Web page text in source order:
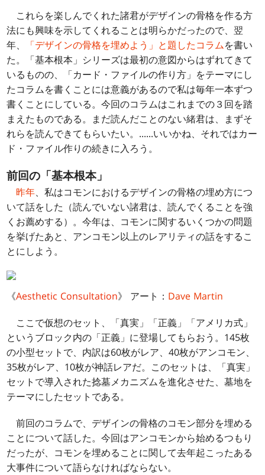
これらを楽しんでくれた諸君がデザインの骨格を作る方
法にも興味を示してくれることは明らかだったので、翌
年、
「デザインの骨格を埋めよう」と題したコラムを書い
た。「基本根本」シリーズは最初の意図からはずれてきて
いるものの、「カード・ファイルの作り方」をテーマにし
たコラムを書くことには意義があるので私は毎年一本ずつ
書くことにしている。今回のコラムはこれまでの３回を踏
まえたものである。まだ読んだことのない緒君は、まずそ
れらを読んできてもらいたい。......いいかね、それではカー
ド・ファイル作りの続きに入ろう。
前回の「基本根本」
昨年、私はコモンにおけるデザインの骨格の埋め方につ
いて話をした（読んでいない諸君は、読んでくることを強
くお薦めする）。今年は、コモンに関するいくつかの問題
を挙げたあと、アンコモン以上のレアリティの話をするこ
とにしよう。
《Aesthetic Consultation》 アート： Dave Martin
ここで仮想のセット、「真実」「正義」「アメリカ式」
というブロック内の「正義」に登場してもらおう。145枚
の小型セットで、内訳は60枚がレア、40枚がアンコモン、
35枚がレア、10枚が神話レアだ。このセットは、「真実」
セットで導入された捻墓メカニズムを進化させた、墓地を
テーマにしたセットである。
前回のコラムで、デザインの骨格のコモン部分を埋める
ことについて話した。今回はアンコモンから始めるつもり
だったが、コモンを埋めることに関して去年起こったある
大事件について語らなければならない。